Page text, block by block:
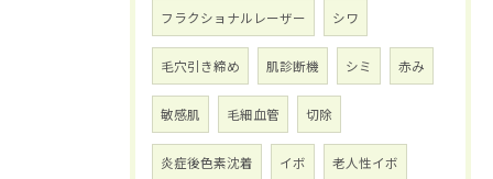
フラクショナルレーザー シワ
毛穴引き締め 肌診断機 シミ 赤み
敏感肌 毛細血管 切除
炎症後色素沈着 イボ 老人性イボ